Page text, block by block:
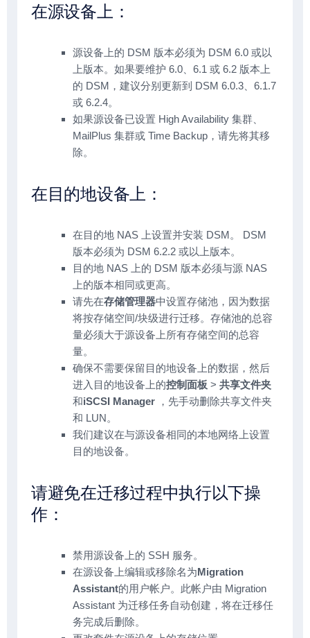
在源设备上：
源设备上的 DSM 版本必须为 DSM 6.0 或以
上版本。如果要维护 6.0、6.1 或 6.2 版本上
的 DSM，建议分别更新到 DSM 6.0.3、6.1.7
或 6.2.4。
如果源设备已设置 High Availability 集群、
MailPlus 集群或 Time Backup，请先将其移
除。
在目的地设备上：
在目的地 NAS 上设置并安装 DSM。 DSM
版本必须为 DSM 6.2.2 或以上版本。
目的地 NAS 上的 DSM 版本必须与源 NAS
上的版本相同或更高。
请先在存储管理器中设置存储池，因为数据
将按存储空间/块级进行迁移。存储池的总容
量必须大于源设备上所有存储空间的总容
量。
确保不需要保留目的地设备上的数据，然后
进入目的地设备上的控制面板 > 共享文件夹
和iSCSI Manager ，先手动删除共享文件夹
和 LUN。
我们建议在与源设备相同的本地网络上设置
目的地设备。
请避免在迁移过程中执行以下操
作：
禁用源设备上的 SSH 服务。
在源设备上编辑或移除名为Migration
Assistant的用户帐户。此帐户由 Migration
Assistant 为迁移任务自动创建，将在迁移任
务完成后删除。